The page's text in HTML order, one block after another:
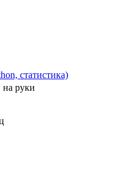
статистика)
на руки